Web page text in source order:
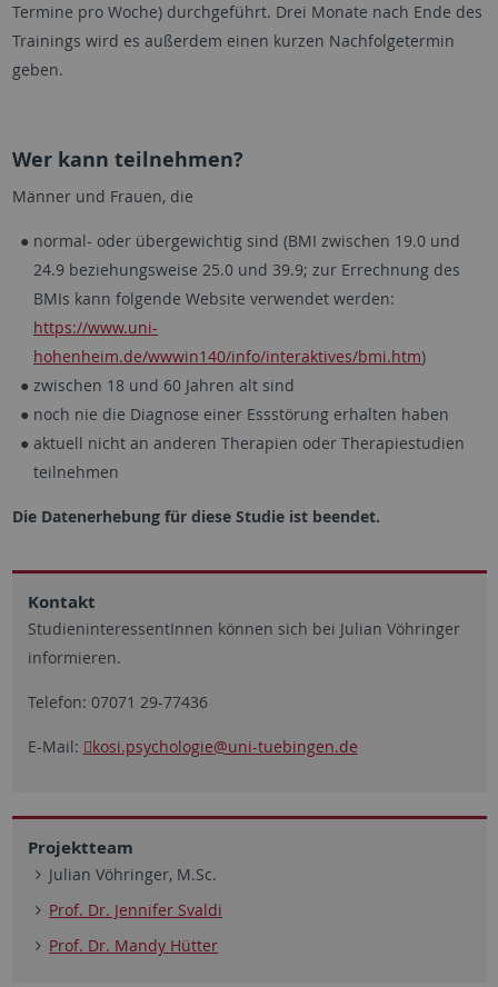
Termine pro Woche) durchgeführt. Drei Monate nach Ende des
Trainings wird es außerdem einen kurzen Nachfolgetermin
geben.
Wer kann teilnehmen?
Männer und Frauen, die
normal- oder übergewichtig sind (BMI zwischen 19.0 und
24.9 beziehungsweise 25.0 und 39.9; zur Errechnung des
BMIs kann folgende Website verwendet werden:
https://www.uni-
hohenheim.de/wwwin140/info/interaktives/bmi.htm)
zwischen 18 und 60 Jahren alt sind
noch nie die Diagnose einer Essstörung erhalten haben
aktuell nicht an anderen Therapien oder Therapiestudien
teilnehmen
Die Datenerhebung für diese Studie ist beendet.
Kontakt
StudieninteressentInnen können sich bei Julian Vöhringer
informieren.
Telefon: 07071 29-77436
E-Mail: kosi.psychologie@uni-tuebingen.de
Projektteam
Julian Vöhringer, M.Sc.
Prof. Dr. Jennifer Svaldi
Prof. Dr. Mandy Hütter